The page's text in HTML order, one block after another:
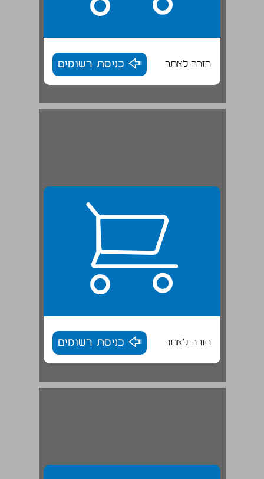
חזרה לאתר כניסת רשומים
חזרה לאתר כניסת רשומים